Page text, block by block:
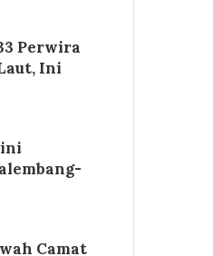
Perwira
Ini
Camat